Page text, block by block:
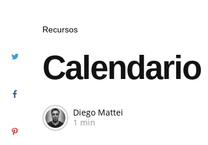
Recursos
Diego Mattei
1 min